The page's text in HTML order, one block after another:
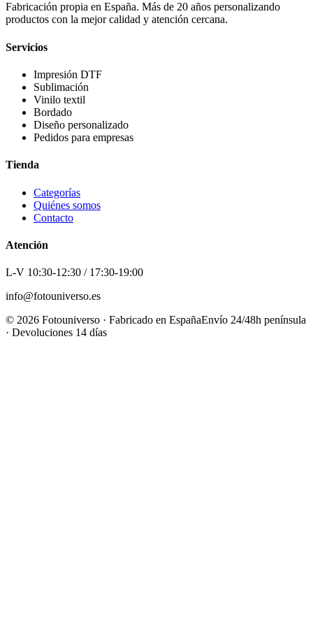
Fabricación propia en España. Más de 20 años personalizando
productos con la mejor calidad y atención cercana.
Servicios
Impresión DTF
Sublimación
Vinilo textil
Bordado
Diseño personalizado
Pedidos para empresas
Tienda
Categorías
Quiénes somos
Contacto
Atención
L-V 10:30-12:30 / 17:30-19:00
info@fotouniverso.es
© 2026 Fotouniverso · Fabricado en EspañaEnvío 24/48h península
· Devoluciones 14 días